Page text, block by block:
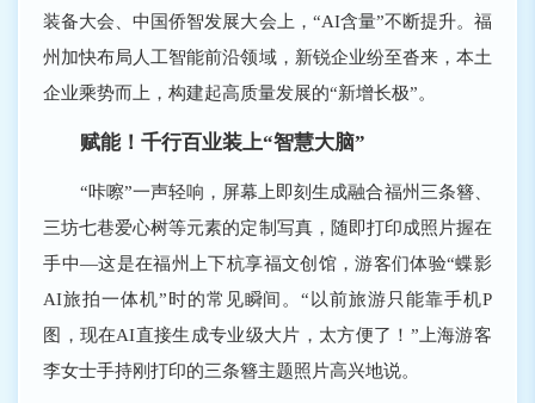
装备大会、中国侨智发展大会上，“AI含量”不断提升。福
州加快布局人工智能前沿领域，新锐企业纷至沓来，本土
企业乘势而上，构建起高质量发展的“新增长极”。
赋能！千行百业装上“智慧大脑”
“咔嚓”一声轻响，屏幕上即刻生成融合福州三条簪、
三坊七巷爱心树等元素的定制写真，随即打印成照片握在
手中―这是在福州上下杭享福文创馆，游客们体验“蝶影
AI旅拍一体机”时的常见瞬间。“以前旅游只能靠手机P
图，现在AI直接生成专业级大片，太方便了！”上海游客
李女士手持刚打印的三条簪主题照片高兴地说。